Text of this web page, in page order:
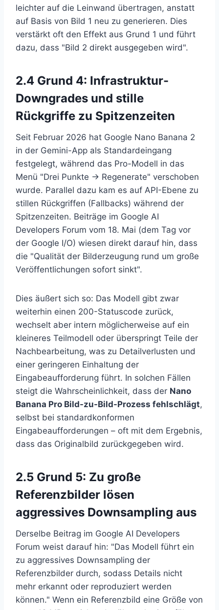
leichter auf die Leinwand übertragen, anstatt
auf Basis von Bild 1 neu zu generieren. Dies
verstärkt oft den Effekt aus Grund 1 und führt
dazu, dass "Bild 2 direkt ausgegeben wird".
2.4 Grund 4: Infrastruktur-
Downgrades und stille
Rückgriffe zu Spitzenzeiten
Seit Februar 2026 hat Google Nano Banana 2
in der Gemini-App als Standardeingang
festgelegt, während das Pro-Modell in das
Menü "Drei Punkte → Regenerate" verschoben
wurde. Parallel dazu kam es auf API-Ebene zu
stillen Rückgriffen (Fallbacks) während der
Spitzenzeiten. Beiträge im Google AI
Developers Forum vom 18. Mai (dem Tag vor
der Google I/O) wiesen direkt darauf hin, dass
die "Qualität der Bilderzeugung rund um große
Veröffentlichungen sofort sinkt".
Dies äußert sich so: Das Modell gibt zwar
weiterhin einen 200-Statuscode zurück,
wechselt aber intern möglicherweise auf ein
kleineres Teilmodell oder überspringt Teile der
Nachbearbeitung, was zu Detailverlusten und
einer geringeren Einhaltung der
Eingabeaufforderung führt. In solchen Fällen
steigt die Wahrscheinlichkeit, dass der Nano
Banana Pro Bild-zu-Bild-Prozess fehlschlägt,
selbst bei standardkonformen
Eingabeaufforderungen – oft mit dem Ergebnis,
dass das Originalbild zurückgegeben wird.
2.5 Grund 5: Zu große
Referenzbilder lösen
aggressives Downsampling aus
Derselbe Beitrag im Google AI Developers
Forum weist darauf hin: "Das Modell führt ein
zu aggressives Downsampling der
Referenzbilder durch, sodass Details nicht
mehr erkannt oder reproduziert werden
können." Wenn ein Referenzbild eine Größe von